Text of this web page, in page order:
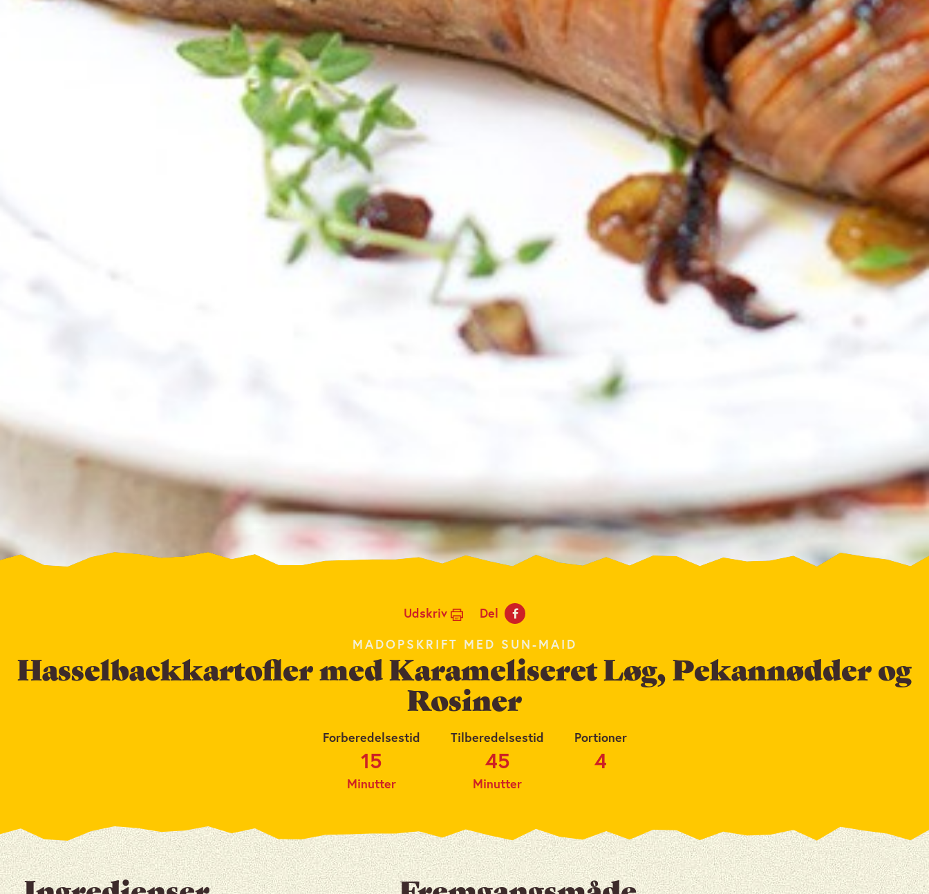
Udskriv
Del
MADOPSKRIFT MED SUN-MAID
Hasselbackkartofler med Karameliseret Løg, Pekannødder og
Rosiner
Forberedelsestid
15
Minutter
Tilberedelsestid
45
Minutter
Portioner
4